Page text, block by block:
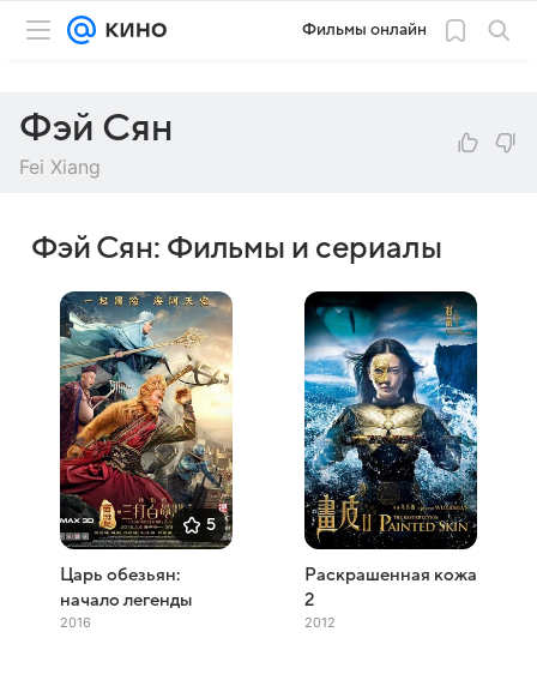
Фильмы онлайн
Фэй Сян
Fei Xiang
Фэй Сян: Фильмы и сериалы
5
Царь обезьян:
начало легенды
2016
Раскрашенная кожа
2
2012